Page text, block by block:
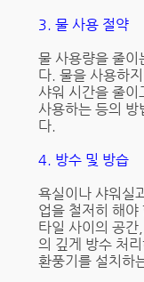
3. 물 사용 절약
물 사용량을 줄이
다. 물을 사용하
샤워 시간을 줄이
사용하는 등의 방
다.
4. 방수 및 방습
욕실이나 샤워실
업을 철저히 해야
타일 사이의 공
의 깊게 방수 처
환풍기를 설치하